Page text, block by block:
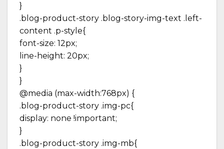
}
.blog-product-story .blog-story-img-text .left-
content .p-style{
font-size: 12px;
line-height: 20px;
}
}
@media (max-width:768px) {
.blog-product-story .img-pc{
display: none !important;
}
.blog-product-story .img-mb{